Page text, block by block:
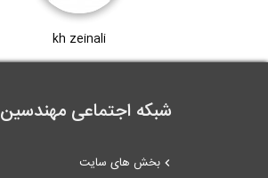
kh zeinali
شبکه اجتماعی مهندسین 808
بخش های سایت